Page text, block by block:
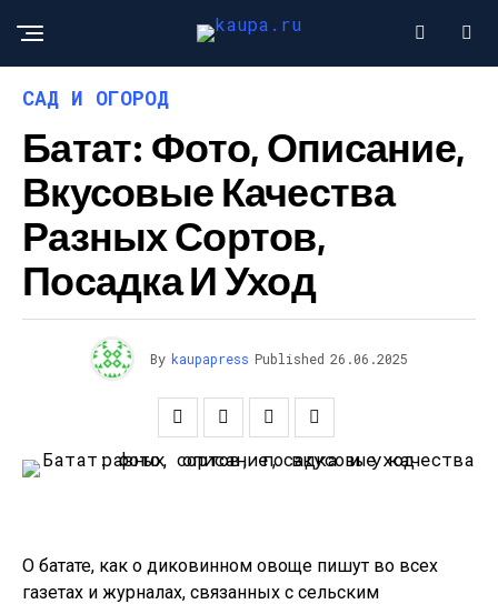
САД И ОГОРОД
Батат: Фото, Описание,
Вкусовые Качества
Разных Сортов,
Посадка И Уход
By kaupapress Published 26.06.2025
О батате, как о диковинном овоще пишут во всех
газетах и журналах, связанных с сельским